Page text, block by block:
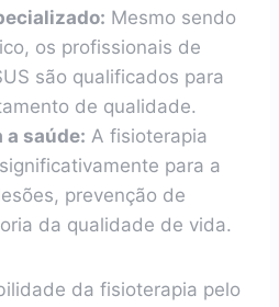
Mesmo sendo
os profissionais de
são qualificados para
de qualidade.
a saúde: A fisioterapia
para a
prevenção de
da qualidade de vida.
da fisioterapia pelo